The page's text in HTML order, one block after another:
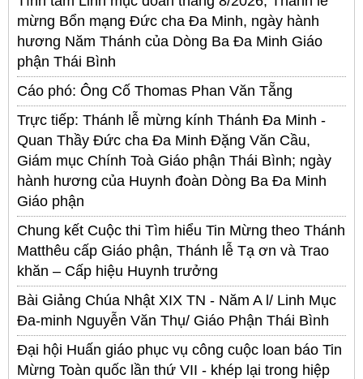
mừng Bổn mạng Đức cha Đa Minh, ngày hành
hương Năm Thánh của Dòng Ba Đa Minh Giáo
phận Thái Bình
Cáo phó: Ông Cố Thomas Phan Văn Tẵng
Trực tiếp: Thánh lễ mừng kính Thánh Đa Minh -
Quan Thầy Đức cha Đa Minh Đặng Văn Cầu,
Giám mục Chính Toà Giáo phận Thái Bình; ngày
hành hương của Huynh đoàn Dòng Ba Đa Minh
Giáo phận
Chung kết Cuộc thi Tìm hiểu Tin Mừng theo Thánh
Matthêu cấp Giáo phận, Thánh lễ Tạ ơn và Trao
khăn – Cấp hiệu Huynh trưởng
Bài Giảng Chúa Nhật XIX TN - Năm A l/ Linh Mục
Đa-minh Nguyễn Văn Thụ/ Giáo Phận Thái Bình
Đại hội Huấn giáo phục vụ công cuộc loan báo Tin
Mừng Toàn quốc lần thứ VII - khép lại trong hiệp